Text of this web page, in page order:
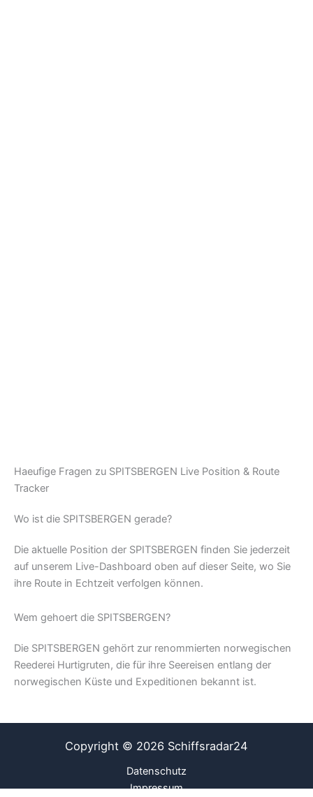
Haeufige Fragen zu SPITSBERGEN Live Position & Route
Tracker
Wo ist die SPITSBERGEN gerade?
Die aktuelle Position der SPITSBERGEN finden Sie jederzeit
auf unserem Live-Dashboard oben auf dieser Seite, wo Sie
ihre Route in Echtzeit verfolgen können.
Wem gehoert die SPITSBERGEN?
Die SPITSBERGEN gehört zur renommierten norwegischen
Reederei Hurtigruten, die für ihre Seereisen entlang der
norwegischen Küste und Expeditionen bekannt ist.
Copyright © 2026 Schiffsradar24
Datenschutz
Impressum